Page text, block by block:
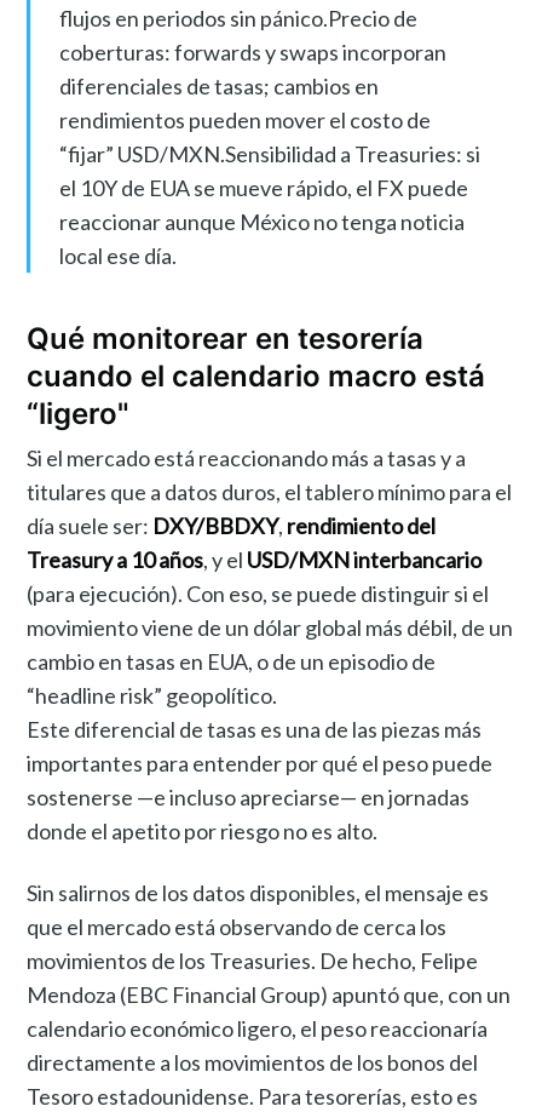
flujos en periodos sin pánico.Precio de
coberturas: forwards y swaps incorporan
diferenciales de tasas; cambios en
rendimientos pueden mover el costo de
“fijar” USD/MXN.Sensibilidad a Treasuries: si
el 10Y de EUA se mueve rápido, el FX puede
reaccionar aunque México no tenga noticia
local ese día.
Qué monitorear en tesorería
cuando el calendario macro está
“ligero"
Si el mercado está reaccionando más a tasas y a
titulares que a datos duros, el tablero mínimo para el
día suele ser: DXY/BBDXY, rendimiento del
Treasury a 10 años, y el USD/MXN interbancario
(para ejecución). Con eso, se puede distinguir si el
movimiento viene de un dólar global más débil, de un
cambio en tasas en EUA, o de un episodio de
“headline risk” geopolítico.
Este diferencial de tasas es una de las piezas más
importantes para entender por qué el peso puede
sostenerse —e incluso apreciarse— en jornadas
donde el apetito por riesgo no es alto.
Sin salirnos de los datos disponibles, el mensaje es
que el mercado está observando de cerca los
movimientos de los Treasuries. De hecho, Felipe
Mendoza (EBC Financial Group) apuntó que, con un
calendario económico ligero, el peso reaccionaría
directamente a los movimientos de los bonos del
Tesoro estadounidense. Para tesorerías, esto es